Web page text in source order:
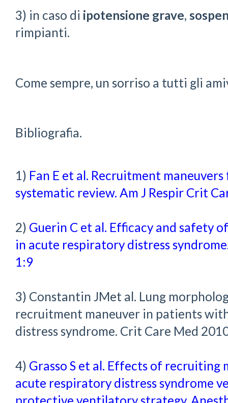
3) in caso di ipotensione grave,
rimpianti.
Come sempre, un sorriso a tutti gli
Bibliografia.
1) Fan E et al. Recruitment
systematic review. Am J Respir Crit
2) Guerin C et al. Efficacy and safety
in acute respiratory distress
1:9
3) Constantin JMet al. Lung
recruitment maneuver in patients
distress syndrome. Crit Care Med
4) Grasso S et al. Effects of
acute respiratory distress syndrome